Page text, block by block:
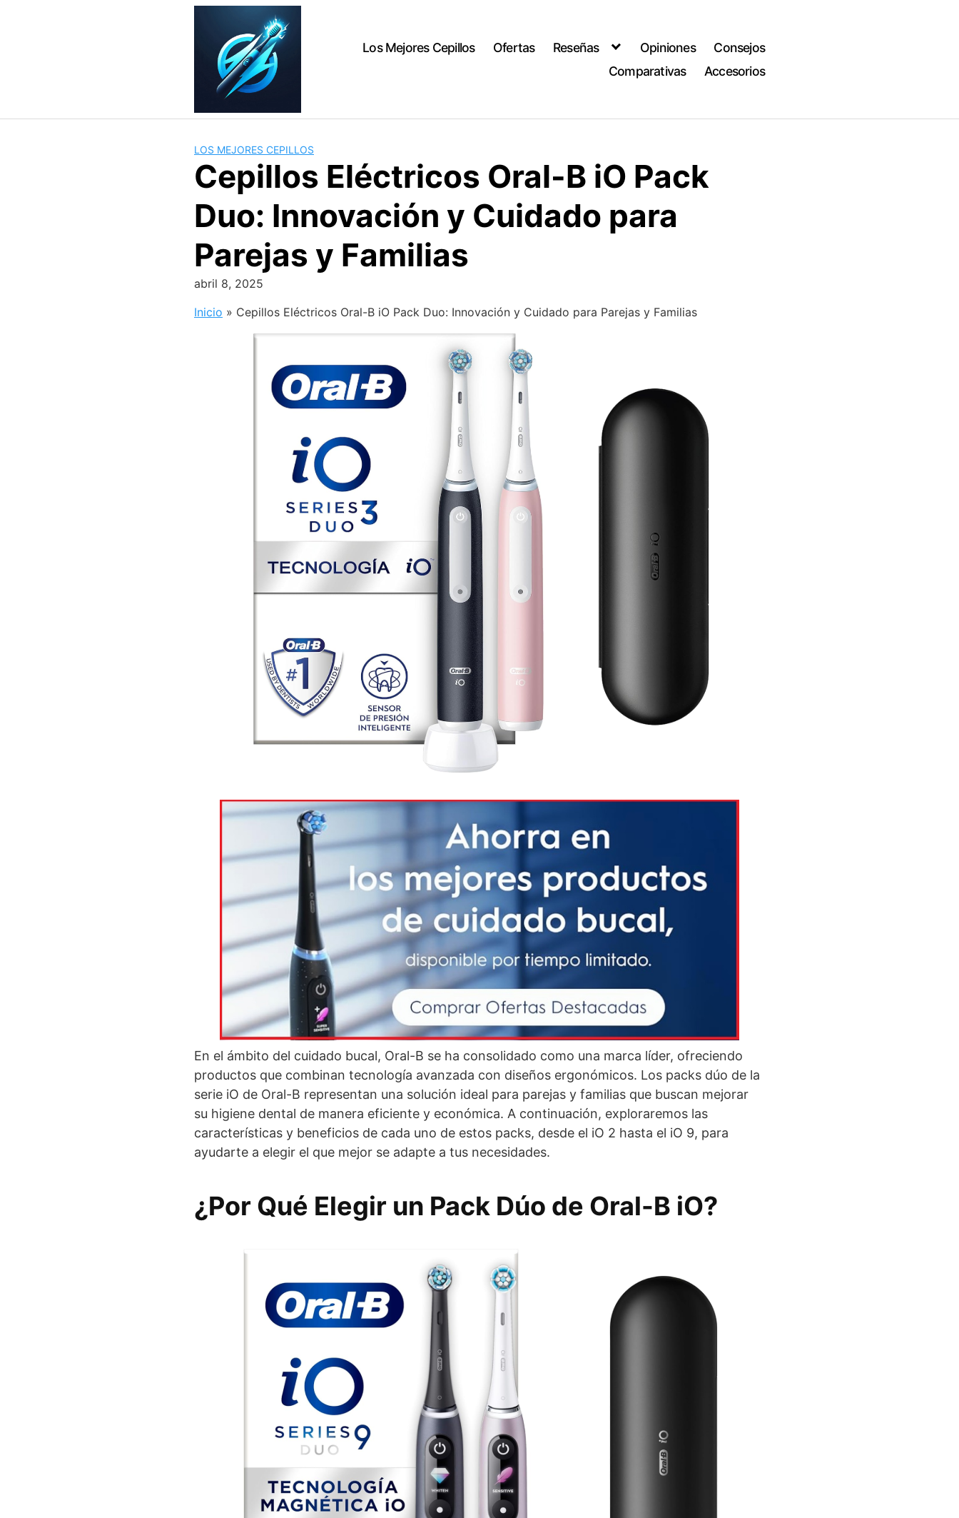
Los Mejores Cepillos Ofertas Reseñas Opiniones
Consejos
Comparativas
Accesorios
LOS MEJORES CEPILLOS
Cepillos Eléctricos Oral-B iO Pack
Duo: Innovación y Cuidado para
Parejas y Familias
abril 8, 2025
Inicio » Cepillos Eléctricos Oral-B iO Pack Duo: Innovación y Cuidado para Parejas y Familias
En el ámbito del cuidado bucal, Oral-B se ha consolidado como una marca líder, ofreciendo
productos que combinan tecnología avanzada con diseños ergonómicos. Los packs dúo de la
serie iO de Oral-B representan una solución ideal para parejas y familias que buscan mejorar
su higiene dental de manera eficiente y económica. A continuación, exploraremos las
características y beneficios de cada uno de estos packs, desde el iO 2 hasta el iO 9, para
ayudarte a elegir el que mejor se adapte a tus necesidades.​
¿Por Qué Elegir un Pack Dúo de Oral-B iO?